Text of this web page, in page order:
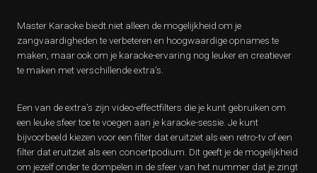
Master Karaoke biedt niet alleen de mogelijkheid om je
zangvaardigheden te verbeteren en hoogwaardige opnames te
maken, maar ook om je karaoke-ervaring nog leuker en creatiever
te maken met verschillende extra’s.
Een van de extra’s zijn video-effectfilters die je kunt gebruiken om
een ​​leuke sfeer toe te voegen aan je karaoke-sessie. Je kunt
bijvoorbeeld kiezen voor een filter dat eruitziet als een retro-tv of een
filter dat eruitziet als een concertpodium. Dit geeft je de mogelijkheid
om jezelf onder te dompelen in de sfeer van het nummer dat je zingt